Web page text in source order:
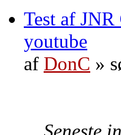
Test af
youtube
af DonC »